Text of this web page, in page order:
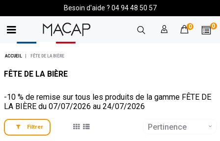
Besoin d'aide ? 04 94 48 50 57
0 0
ACCUEIL FÊTE DE LA BIÈRE
FÊTE DE LA BIÈRE
-10 % de remise sur tous les produits de la gamme FÊTE DE
LA BIÈRE du 07/07/2026 au 24/07/2026
Filtrer Pertinence